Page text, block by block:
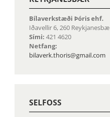
Bílaverkstæði Þóris ehf.
Iðavellir 6, 260 Reykjanesbæ
Sími: 421 4620
Netfang:
bilaverk.thoris@gmail.com
SELFOSS